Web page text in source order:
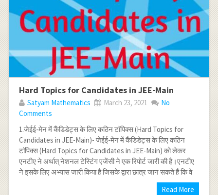
Hard Topics for Candidates in JEE-Main
Satyam Mathematics March 23, 2021
No
Comments
1.जेईई-मेन में कैंडिडेट्स के लिए कठिन टाॅपिक्स (Hard Topics for
Candidates in JEE-Main)- जेईई-मेन में कैंडिडेट्स के लिए कठिन
टाॅपिक्स (Hard Topics for Candidates in JEE-Main) को लेकर
एनटीए ने अर्थात् नेशनल टेस्टिंग एजेंसी ने एक रिपोर्ट जारी की है।एनटीए
ने इसके लिए अभ्यास जारी किया है जिसके द्वारा छात्र जान सकते हैं कि वे
Read More